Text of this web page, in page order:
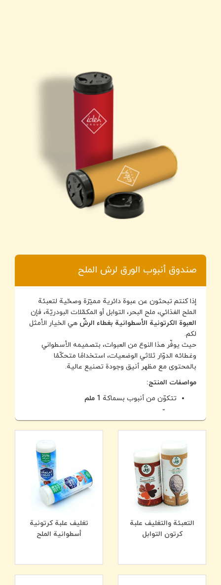
صندوق أنبوب الورق لرش الملح
إذا كنتم تبحثون عن عبوة دائرية مميّزة وصحّية لتعبئة
الملح الغذائي، ملح البحر، التوابل أو المكمّلات البودريّة، فإن
العبوة الكرتونية الأسطوانية بغطاء الرشّ هي الخيار الأمثل
لكم.
حيث يوفّر هذا النوع من العبوات، بتصميمه الأسطواني
وغطائه الدوّار ثلاثي الوضعيات، استخدامًا متحكّمًا
بالمحتوى مع مظهر أنيق وجودة تصنيع عالية.
مواصفات المنتج:
تتكوّن من أنبوب بسماكة 1 ملم
ارتفاع قابل للتخصيص حسب حجم المنتج
إمكانية إضافة
للحفاظ على نظافة الغطاء
الثلاثي
إمكانية إنتاج عبوات
بنافذة عرض (ڤيترين)
إنتاج معطباعة خاصة
حسب الهوية البصرية للعلامة
التعبئة والتغليف علبة
کرتون التوابل
تغليف علبة كرتونیة
أسطوانیة الملح